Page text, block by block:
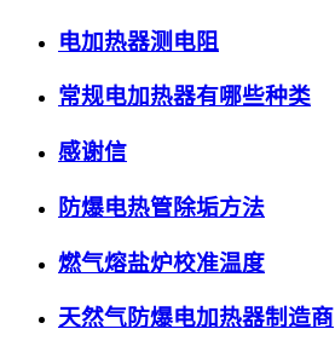
电加热器测电阻
常规电加热器有哪些种类
感谢信
防爆电热管除垢方法
燃气熔盐炉校准温度
天然气防爆电加热器制造商